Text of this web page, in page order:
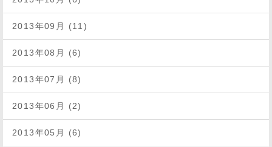
2013年09月 (11)
2013年08月 (6)
2013年07月 (8)
2013年06月 (2)
2013年05月 (6)